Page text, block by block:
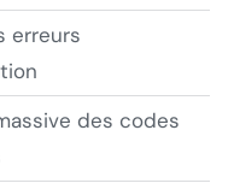
erreurs
des codes